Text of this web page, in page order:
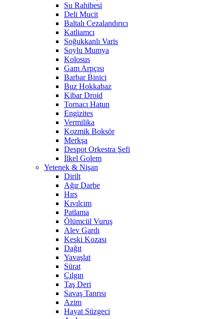
Su Rahibesi
Deli Mucit
Baltalı Cezalandırıcı
Katliamcı
Soğukkanlı Varis
Soylu Mumya
Kolosus
Gam Arpçısı
Barbar Binici
Buz Hokkabaz
Kibar Droid
Tornacı Hatun
Engizites
Vermilika
Kozmik Boksör
Merkşa
Despot Orkestra Şefi
İlkel Golem
Yetenek & Nişan
Dirilt
Ağır Darbe
Hırs
Kıvılcım
Patlama
Ölümcül Vuruş
Alev Gardı
Keski Kozası
Dağıt
Yavaşlat
Sürat
Çılgın
Taş Deri
Savaş Tanrısı
Azim
Hayat Süzgeci